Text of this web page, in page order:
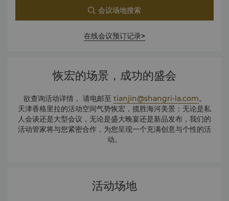
会议场地搜索
在线会议预订记录>
恢宏的场景，成功的盛会
欲查询活动详情， 请电邮至 tianjin@shangri-la.com。
天津香格里拉的活动空间气势恢宏，揽胜海河美景；无论是私
人会谈还是大型会议，无论是盛大晚宴还是新品发布，我们的
活动管家将与您紧密合作，为您呈现一个充满创意与个性的活
动。
活动场地